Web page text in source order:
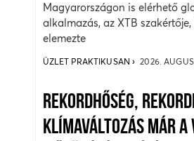
Magyarországon is elérhető
alkalmazás, az XTB
elemezte
ÜZLET PRAKTIKUSAN 2026.
REKORDHŐSÉG,
KLÍMAVÁLTOZÁS MÁR A